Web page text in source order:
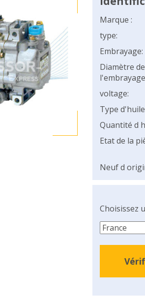
Marque :
type:
Embrayage:
Diamètre de
voltage:
Type
Quantité d
Etat de la
Neuf d
Choisissez